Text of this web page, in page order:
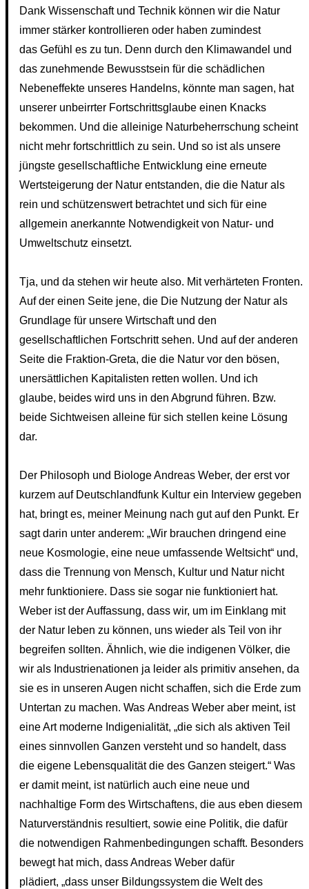
Dank Wissenschaft und Technik können wir die Natur
immer stärker kontrollieren oder haben zumindest
das Gefühl es zu tun. Denn durch den Klimawandel und
das zunehmende Bewusstsein für die schädlichen
Nebeneffekte unseres Handelns, könnte man sagen, hat
unserer unbeirrter Fortschrittsglaube einen Knacks
bekommen. Und die alleinige Naturbeherrschung scheint
nicht mehr fortschrittlich zu sein. Und so ist als unsere
jüngste gesellschaftliche Entwicklung eine erneute
Wertsteigerung der Natur entstanden, die die Natur als
rein und schützenswert betrachtet und sich für eine
allgemein anerkannte Notwendigkeit von Natur- und
Umweltschutz einsetzt.
Tja, und da stehen wir heute also. Mit verhärteten Fronten.
Auf der einen Seite jene, die Die Nutzung der Natur als
Grundlage für unsere Wirtschaft und den
gesellschaftlichen Fortschritt sehen. Und auf der anderen
Seite die Fraktion-Greta, die die Natur vor den bösen,
unersättlichen Kapitalisten retten wollen. Und ich
glaube, beides wird uns in den Abgrund führen. Bzw.
beide Sichtweisen alleine für sich stellen keine Lösung
dar.
Der Philosoph und Biologe Andreas Weber, der erst vor
kurzem auf Deutschlandfunk Kultur ein Interview gegeben
hat, bringt es, meiner Meinung nach gut auf den Punkt. Er
sagt darin unter anderem: „Wir brauchen dringend eine
neue Kosmologie, eine neue umfassende Weltsicht“ und,
dass die Trennung von Mensch, Kultur und Natur nicht
mehr funktioniere. Dass sie sogar nie funktioniert hat.
Weber ist der Auffassung, dass wir, um im Einklang mit
der Natur leben zu können, uns wieder als Teil von ihr
begreifen sollten. Ähnlich, wie die indigenen Völker, die
wir als Industrienationen ja leider als primitiv ansehen, da
sie es in unseren Augen nicht schaffen, sich die Erde zum
Untertan zu machen. Was Andreas Weber aber meint, ist
eine Art moderne Indigenialität, „die sich als aktiven Teil
eines sinnvollen Ganzen versteht und so handelt, dass
die eigene Lebensqualität die des Ganzen steigert.“ Was
er damit meint, ist natürlich auch eine neue und
nachhaltige Form des Wirtschaftens, die aus eben diesem
Naturverständnis resultiert, sowie eine Politik, die dafür
die notwendigen Rahmenbedingungen schafft. Besonders
bewegt hat mich, dass Andreas Weber dafür
plädiert, „dass unser Bildungssystem die Welt des